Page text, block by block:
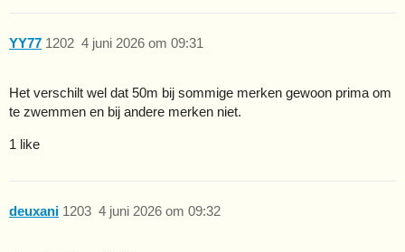
YY77 4 juni 2026 om 09:31
1202
Het verschilt wel dat 50m bij sommige merken gewoon prima om
te zwemmen en bij andere merken niet.
1 like
deuxani 4 juni 2026 om 09:32
1203